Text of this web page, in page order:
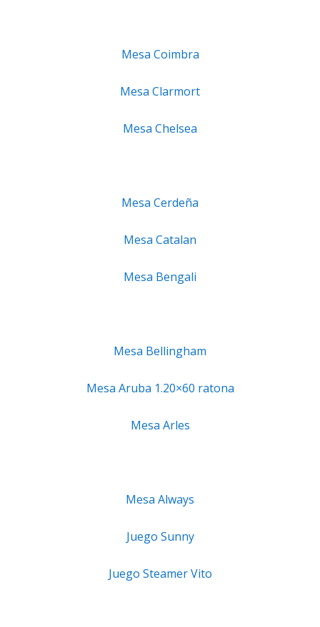
Mesa Coimbra
Mesa Clarmort
Mesa Chelsea
Mesa Cerdeña
Mesa Catalan
Mesa Bengali
Mesa Bellingham
Mesa Aruba 1.20×60 ratona
Mesa Arles
Mesa Always
Juego Sunny
Juego Steamer Vito